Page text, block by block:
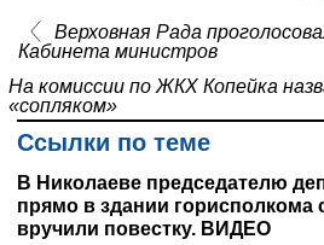
Верховная Рада
Кабинета министров
На комиссии по ЖКХ Копейка
«сопляком»
Ссылки по теме
В Николаеве председателю
прямо в здании горисполкома
вручили повестку. ВИДЕО